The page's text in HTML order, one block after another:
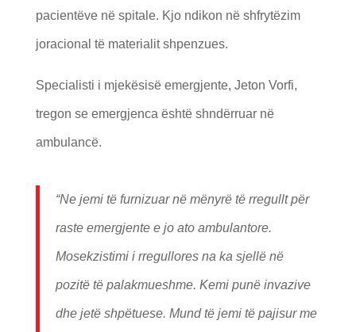
pacientëve në spitale. Kjo ndikon në shfrytëzim
joracional të materialit shpenzues.
Specialisti i mjekësisë emergjente, Jeton Vorfi,
tregon se emergjenca është shndërruar në
ambulancë.
“Ne jemi të furnizuar në mënyrë të rregullt për
raste emergjente e jo ato ambulantore.
Mosekzistimi i rregullores na ka sjellë në
pozitë të palakmueshme. Kemi punë invazive
dhe jetë shpëtuese. Mund të jemi të pajisur me